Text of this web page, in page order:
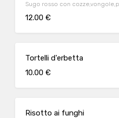
Sugo rosso con
12.00 €
Tortelli d'erbetta
10.00 €
Risotto ai funghi